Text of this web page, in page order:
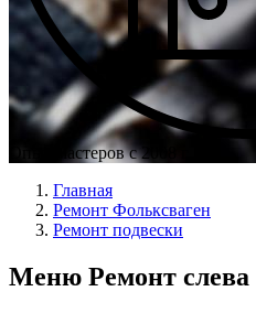
Опыт мастеров с 2008 г.
Главная
Ремонт Фольксваген
Ремонт подвески
Меню Ремонт слева